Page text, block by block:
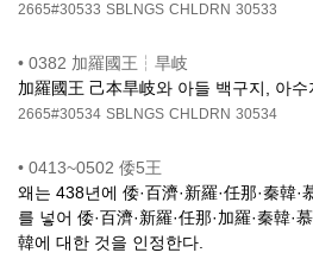
2665#30533 SBLNGS CHLDRN 30533
• 0382 加羅國王┆旱岐
加羅國王 己本旱岐와 아들 백구지, 아
2665#30534 SBLNGS CHLDRN 30534
• 0413~0502 倭5王
왜는 438년에 倭·百濟·新羅·任那·秦韓
를 넣어 倭·百濟·新羅·任那·加羅·秦韓
韓에 대한 것을 인정한다.